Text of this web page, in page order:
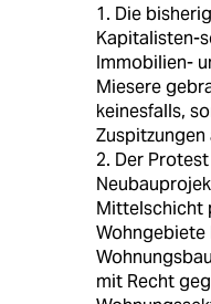
1. Die
Kapitalisten-
Immobilien-
Miesere
keinesfalls,
2. Der
Mittelschicht
Wohngebiete
mit Recht